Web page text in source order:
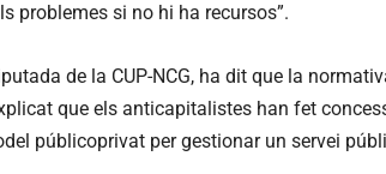
problemes si no hi ha recursos”.
de la CUP-NCG, ha dit que la
que els anticapitalistes han fet
públicoprivat per gestionar un servei